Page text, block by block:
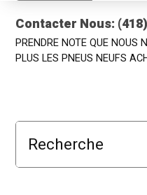
Contacter Nous:
PRENDRE NOTE QUE NOUS
PLUS LES PNEUS NEUFS
Recherche